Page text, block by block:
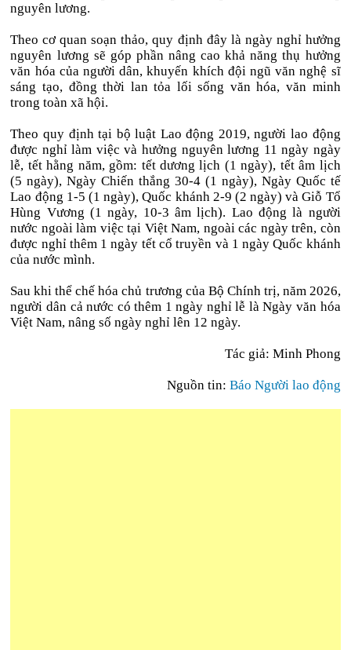
nguyên lương.
Theo cơ quan soạn thảo, quy định đây là ngày nghỉ hưởng
nguyên lương sẽ góp phần nâng cao khả năng thụ hưởng
văn hóa của người dân, khuyến khích đội ngũ văn nghệ sĩ
sáng tạo, đồng thời lan tỏa lối sống văn hóa, văn minh
trong toàn xã hội.
Theo quy định tại bộ luật Lao động 2019, người lao động
được nghỉ làm việc và hưởng nguyên lương 11 ngày ngày
lễ, tết hằng năm, gồm: tết dương lịch (1 ngày), tết âm lịch
(5 ngày), Ngày Chiến thắng 30-4 (1 ngày), Ngày Quốc tế
Lao động 1-5 (1 ngày), Quốc khánh 2-9 (2 ngày) và Giỗ Tổ
Hùng Vương (1 ngày, 10-3 âm lịch). Lao động là người
nước ngoài làm việc tại Việt Nam, ngoài các ngày trên, còn
được nghỉ thêm 1 ngày tết cổ truyền và 1 ngày Quốc khánh
của nước mình.
Sau khi thể chế hóa chủ trương của Bộ Chính trị, năm 2026,
người dân cả nước có thêm 1 ngày nghỉ lễ là Ngày văn hóa
Việt Nam, nâng số ngày nghỉ lên 12 ngày.
Tác giả: Minh Phong
Nguồn tin: Báo Người lao động